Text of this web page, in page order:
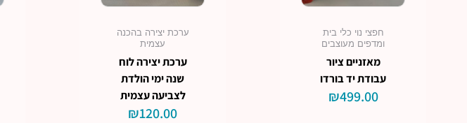
חפצי נוי כלי בית
ומדפים מעוצבים
מאזניים ציור
עבודת יד בורדו
₪499.00
ערכת יצירה בהכנה
עצמית
ערכת יצירה לוח
שנה ימי הולדת
לצביעה עצמית
₪120.00